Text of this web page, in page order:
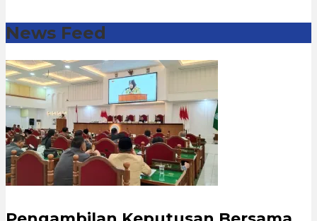
News Feed